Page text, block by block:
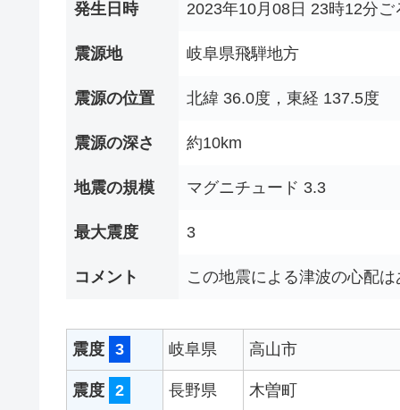
発生日時 2023年10月08日 23時12分ご
震源地 岐阜県飛騨地方
震源の位置 北緯 36.0度，東経 137.5度
震源の深さ 約10km
地震の規模 マグニチュード 3.3
最大震度 3
コメント この地震による津波の心配
震度 3 岐阜県 高山市
震度 2 長野県 木曽町